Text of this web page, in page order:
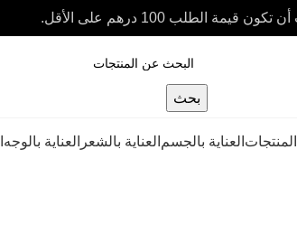
بحث
المنتجات العناية بالجسم العناية بالشعر العناية بالوجه